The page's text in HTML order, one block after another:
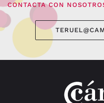
CONTACTA CON